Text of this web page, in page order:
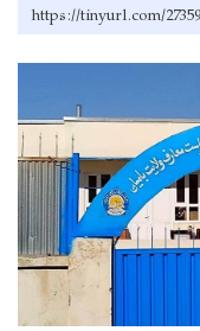
https://tinyurl.com/